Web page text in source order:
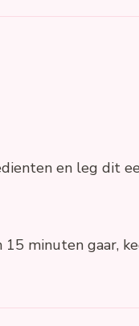
en leg dit
minuten gaar,